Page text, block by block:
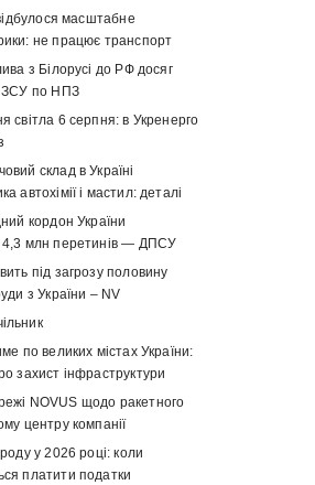
масштабне
не працює транспорт
з Білорусі до РФ досяг
ЗСУ по НПЗ
світла 6 серпня: в Укренерго
склад в Україні
автохімії і мастил: деталі
кордон України
4,3 млн перетинів — ДПСУ
під загрозу половину
з України – NV
по великих містах України:
захист інфраструктури
NOVUS щодо ракетного
центру компанії
у 2026 році: коли
платити податки